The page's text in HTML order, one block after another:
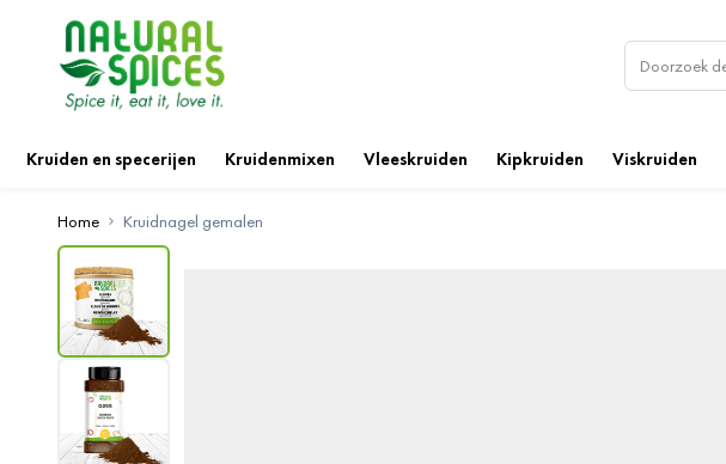
Kruiden en specerijen Kruidenmixen Vleeskruiden Kipkruiden Viskruiden
Home Kruidnagel gemalen